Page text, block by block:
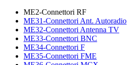
ME2-Connettori RF
ME31-Connettori Ant. Autoradio
ME32-Connettori Antenna TV
ME33-Connettori BNC
ME34-Connettori F
ME35-Connettori FME